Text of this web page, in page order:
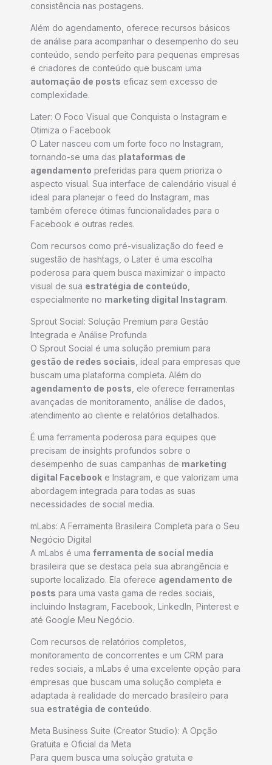
consistência nas postagens.
Além do agendamento, oferece recursos básicos
de análise para acompanhar o desempenho do seu
conteúdo, sendo perfeito para pequenas empresas
e criadores de conteúdo que buscam uma
automação de posts eficaz sem excesso de
complexidade.
Later: O Foco Visual que Conquista o Instagram e
Otimiza o Facebook
O Later nasceu com um forte foco no Instagram,
tornando-se uma das plataformas de
agendamento preferidas para quem prioriza o
aspecto visual. Sua interface de calendário visual é
ideal para planejar o feed do Instagram, mas
também oferece ótimas funcionalidades para o
Facebook e outras redes.
Com recursos como pré-visualização do feed e
sugestão de hashtags, o Later é uma escolha
poderosa para quem busca maximizar o impacto
visual de sua estratégia de conteúdo
especialmente no marketing digital Instagram.
Sprout Social: Solução Premium para Gestão
Integrada e Análise Profunda
O Sprout Social é uma solução premium para
gestão de redes sociais , ideal para empresas que
buscam uma plataforma completa. Além do
agendamento de posts , ele oferece ferramentas
avançadas de monitoramento, análise de dados,
atendimento ao cliente e relatórios detalhados.
É uma ferramenta poderosa para equipes que
precisam de insights profundos sobre o
desempenho de suas campanhas de marketing
digital Facebook e Instagram, e que valorizam uma
abordagem integrada para todas as suas
necessidades de social media.
mLabs: A Ferramenta Brasileira Completa para o Seu
Negócio Digital
A mLabs é uma ferramenta de social media
brasileira que se destaca pela sua abrangência e
suporte localizado. Ela oferece agendamento de
posts para uma vasta gama de redes sociais,
incluindo Instagram, Facebook, LinkedIn, Pinterest e
até Google Meu Negócio.
Com recursos de relatórios completos,
monitoramento de concorrentes e um CRM para
redes sociais, a mLabs é uma excelente opção para
empresas que buscam uma solução completa e
adaptada à realidade do mercado brasileiro para
sua estratégia de conteúdo.
Meta Business Suite (Creator Studio): A Opção
Gratuita e Oficial da Meta
Para quem busca uma solução gratuita e